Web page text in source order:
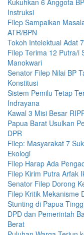
Kukuhkan 6 Anggota
Instruksi
Filep Sampaikan
ATR/BPN
Tokoh Intelektual Adat
Filep Terima 12 Putra/i
Manokwari
Senator Filep Nilai BP
Konstitusi
Sistem Pemilu Tetap
Indrayana
Kawal 3 Misi Besar
Papua Barat Usulkan
DPR
Filep: Masyarakat 7
Ekologi
Filep Harap Ada
Filep Kirim Putra Arfak
Senator Filep Dorong
Filep Kritik Mekanisme
Stunting di Papua
DPD dan Pemerintah
Berat